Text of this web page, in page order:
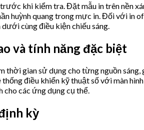
khi kiểm tra. Đặt mẫu in trên nền
huỳnh quang trong mực in. Đối với in
cùng điều kiện chiếu sáng.
và tính năng đặc biệt
gian sử dụng cho từng nguồn
điều khiển kỹ thuật số với màn
cho các ứng dụng cụ thể.
kỳ